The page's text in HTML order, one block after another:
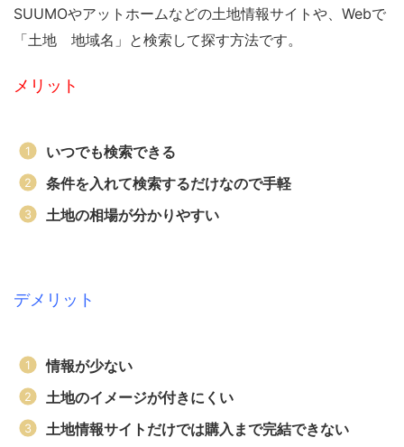
SUUMOやアットホームなどの土地情報サイトや、Webで
「土地 地域名」と検索して探す方法です。
メリット
いつでも検索できる
条件を入れて検索するだけなので手軽
土地の相場が分かりやすい
デメリット
情報が少ない
土地のイメージが付きにくい
土地情報サイトだけでは購入まで完結できない